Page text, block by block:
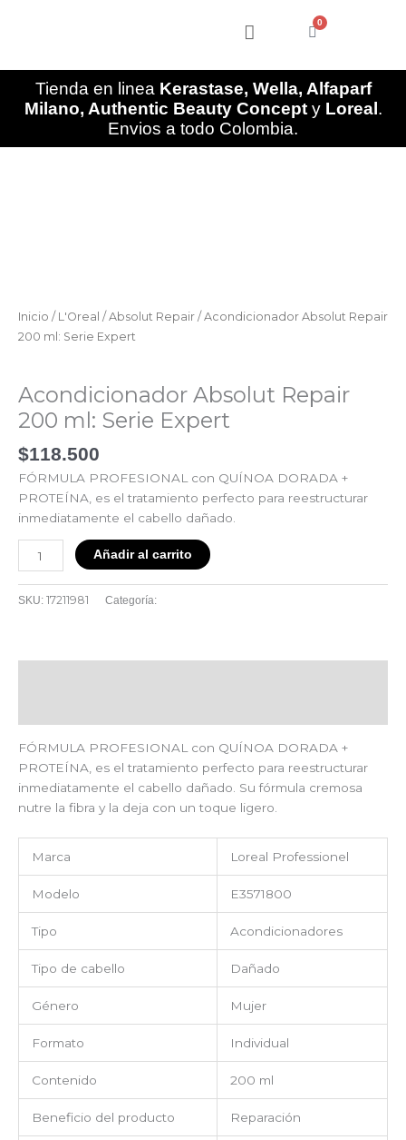
0
Cart
Tienda en linea Kerastase, Wella, Alfaparf
Milano, Authentic Beauty Concepty Loreal .
Envios a todo Colombia.
Inicio / L'Oreal /Absolut Repair / Acondicionador Absolut Repair
200 ml: Serie Expert
Acondicionador Absolut Repair
200 ml: Serie Expert
$118.500
FÓRMULA PROFESIONAL con QUÍNOA DORADA +
PROTEÍNA, es el tratamiento perfecto para reestructurar
inmediatamente el cabello dañado.
Añadir al carrito
SKU: 17211981 Categoría:
FÓRMULA PROFESIONAL con QUÍNOA DORADA +
PROTEÍNA, es el tratamiento perfecto para reestructurar
inmediatamente el cabello dañado. Su fórmula cremosa
nutre la fibra y la deja con un toque ligero.
Marca Loreal Professionel
Modelo E3571800
Tipo Acondicionadores
Tipo de cabello Dañado
Género Mujer
Formato Individual
Contenido 200 ml
Beneficio del producto Reparación